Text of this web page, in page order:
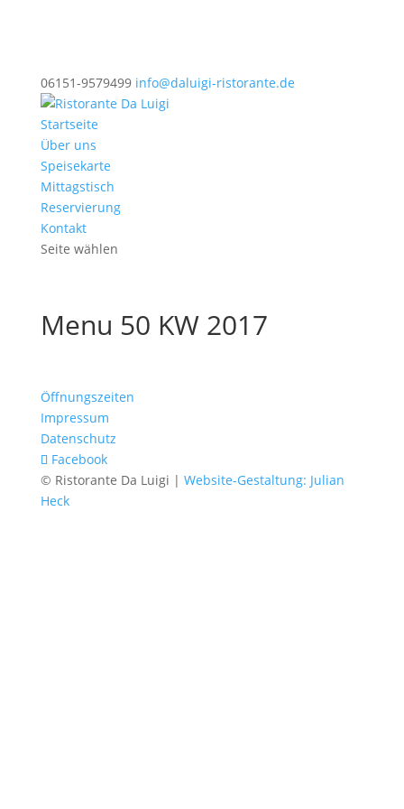
06151-9579499 info@daluigi-ristorante.de
Startseite
Über uns
Speisekarte
Mittagstisch
Reservierung
Kontakt
Seite wählen
Menu 50 KW 2017
Öffnungszeiten
Impressum
Datenschutz
Facebook
© Ristorante Da Luigi | Website-Gestaltung: Julian
Heck